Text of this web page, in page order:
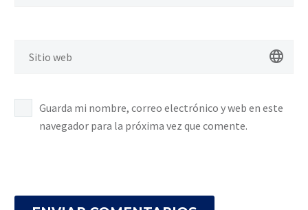
Guarda mi nombre, correo electrónico y web en este
navegador para la próxima vez que comente.